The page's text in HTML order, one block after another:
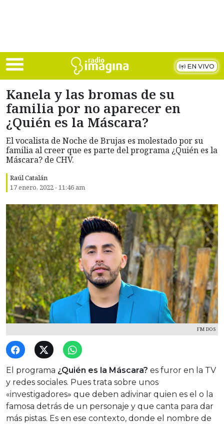
EN VIVO
Kanela y las bromas de su
familia por no aparecer en
¿Quién es la Máscara?
El vocalista de Noche de Brujas es molestado por su
familia al creer que es parte del programa ¿Quién es la
Máscara? de CHV.
Raúl Catalán
17 enero, 2022 - 11:46 am
FM DOS
El programa ¿Quién es la Máscara? es furor en la TV
y redes sociales. Pues trata sobre unos
«investigadores» que deben adivinar quien es el o la
famosa detrás de un personaje y que canta para dar
más pistas. Es en ese contexto, donde el nombre de